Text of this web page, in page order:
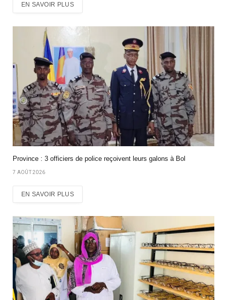
EN SAVOIR PLUS
Province : 3 officiers de police reçoivent leurs galons à Bol
7 AOÛT 2026
EN SAVOIR PLUS